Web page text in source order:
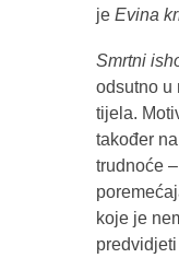
je Evina
Smrtni
odsutno u
tijela.
također
trudnoće
koje je